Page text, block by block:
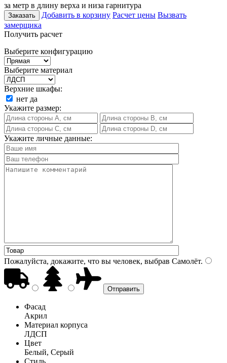
за метр в длину верха и низа гарнитура
Заказать Добавить в корзину Расчет цены Вызвать
замерщика
Получить расчет
Выберите конфигурацию
Выберите материал
Верхние шкафы:
нет да
Укажите размер:
Укажите личные данные:
Пожалуйста, докажите, что вы человек, выбрав Самолёт.
Фасад
Акрил
Материал корпуса
ЛДСП
Цвет
Белый, Серый
Стиль